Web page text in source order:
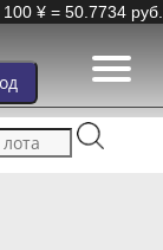
100 ¥ = 50.7734 руб.